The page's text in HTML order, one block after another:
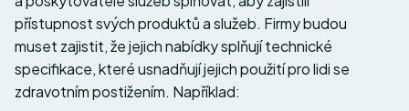
přístupnost svých produktů a služeb. Firmy budou
muset zajistit, že jejich nabídky splňují technické
specifikace, které usnadňují jejich použití pro lidi se
zdravotním postižením. Například: